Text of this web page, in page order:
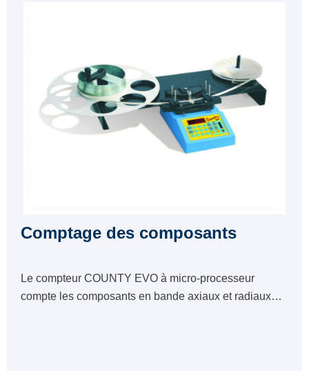
Comptage des composants
Le compteur COUNTY EVO à micro-processeur
compte les composants en bande axiaux et radiaux…